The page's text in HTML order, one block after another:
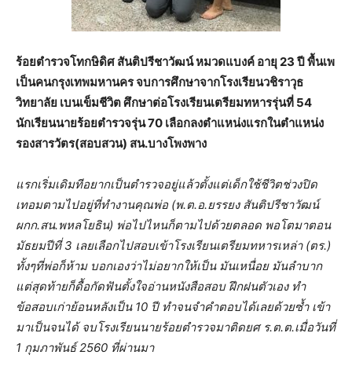
ร้อยตำรวจโทกษิดิศ สันติปรีชาวัฒน์ หมวดแบงค์ อายุ 23 ปี พื้นเพ
เป็นคนกรุงเทพมหานคร จบการศึกษาจากโรงเรียนวชิราวุธ
วิทยาลัย เบนเข็มชีวิต ศึกษาต่อโรงเรียนเตรียมทหารรุ่นที่ 54
นักเรียนนายร้อยตำรวจรุ่น 70 เลือกลงตำแหน่งแรกในตำแหน่ง
รองสารวัตร(สอบสวน) สน.บางโพงพาง
แรกเริ่มเดิมทีอยากเป็นตำรวจอยู่แล้วตั้งแต่เด็กใช้ชีวิตช่วงปิด
เทอมตามไปอยู่ที่ทำงานคุณพ่อ (พ.ต.อ.ยรรยง สันติปรีชาวัฒน์
ผกก.สน.พหลโยธิน) พ่อไปไหนก็ตามไปด้วยตลอด พอโตมาตอน
มัธยมปีที่ 3 เลยเลือกไปสอบเข้าโรงเรียนเตรียมทหารเหล่า (ตร.)
ทั้งๆที่พ่อก็ห้าม บอกเองว่าไม่อยากให้เป็น มันเหนื่อย มันลำบาก
แต่สุดท้ายก็ดื้อกัดฟันตั้งใจอ่านหนังสือสอบ ฝึกฝนตัวเอง ทำ
ข้อสอบเก่าย้อนหลังเป็น 10 ปี ทำจนจำคำตอบได้เลยด้วยซ้ำ เข้า
มาเป็นจนได้ จบโรงเรียนนายร้อยตำรวจมาติดยศ ร.ต.ต.เมื่อวันที่
1 กุมภาพันธ์ 2560 ที่ผ่านมา